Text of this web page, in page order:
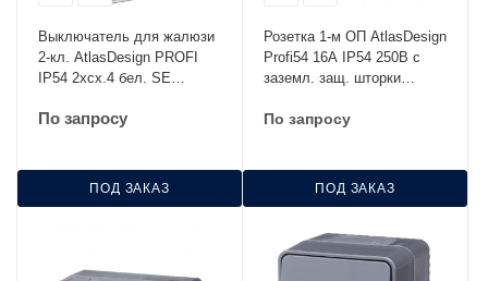
Выключатель для жалюзи
2-кл. AtlasDesign PROFI
IP54 2хсх.4 бел. SE
По запросу
ПОД ЗАКАЗ
Розетка 1-м ОП AtlasDesign
Profi54 16А IP54 250В с
заземл. защ. шторки
По запросу
ПОД ЗАКАЗ